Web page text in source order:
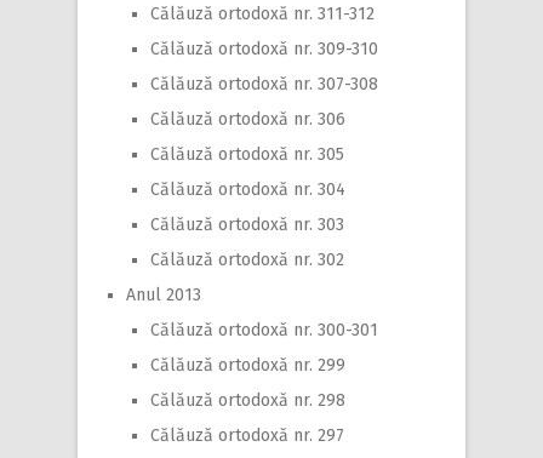
Călăuză ortodoxă nr. 311-312
Călăuză ortodoxă nr. 309-310
Călăuză ortodoxă nr. 307-308
Călăuză ortodoxă nr. 306
Călăuză ortodoxă nr. 305
Călăuză ortodoxă nr. 304
Călăuză ortodoxă nr. 303
Călăuză ortodoxă nr. 302
Anul 2013
Călăuză ortodoxă nr. 300-301
Călăuză ortodoxă nr. 299
Călăuză ortodoxă nr. 298
Călăuză ortodoxă nr. 297